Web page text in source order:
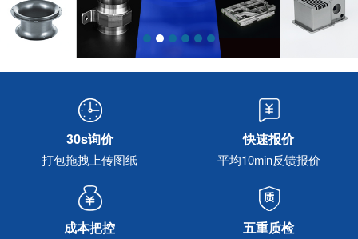
30s询价
打包拖拽上传图纸
快速报价
平均10min反馈报价
成本把控 五重质检